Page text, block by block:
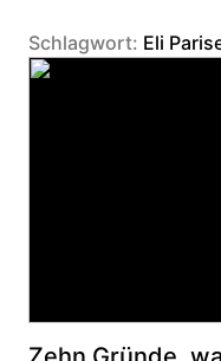
Schlagwort: Eli